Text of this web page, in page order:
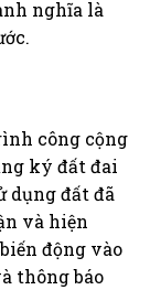
nghĩa là
công cộng
ký đất đai
dụng đất đã
và hiện
động vào
thông báo